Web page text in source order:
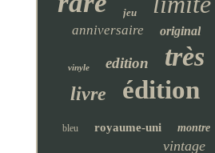
jeu
anniversaire original
vinyle edition très
livre édition
bleu royaume-uni montre
vintage